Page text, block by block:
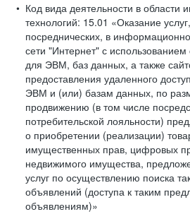
Код вида деятельности в
технологий: 15.01 «Оказание
посреднических, в
сети "Интернет" с
для ЭВМ, баз данных, а также
предоставления удаленного
ЭВМ и (или) базам данных, по
продвижению (в том числе
потребительской лояльности)
о приобретении (реализации)
имущественных прав, цифровых
недвижимого имущества,
услуг по осуществлению поиска
объявлений (доступа к таким
объявлениям)»